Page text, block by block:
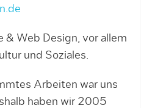
& Web Design, vor allem
und Soziales.
Arbeiten war uns
haben wir 2005